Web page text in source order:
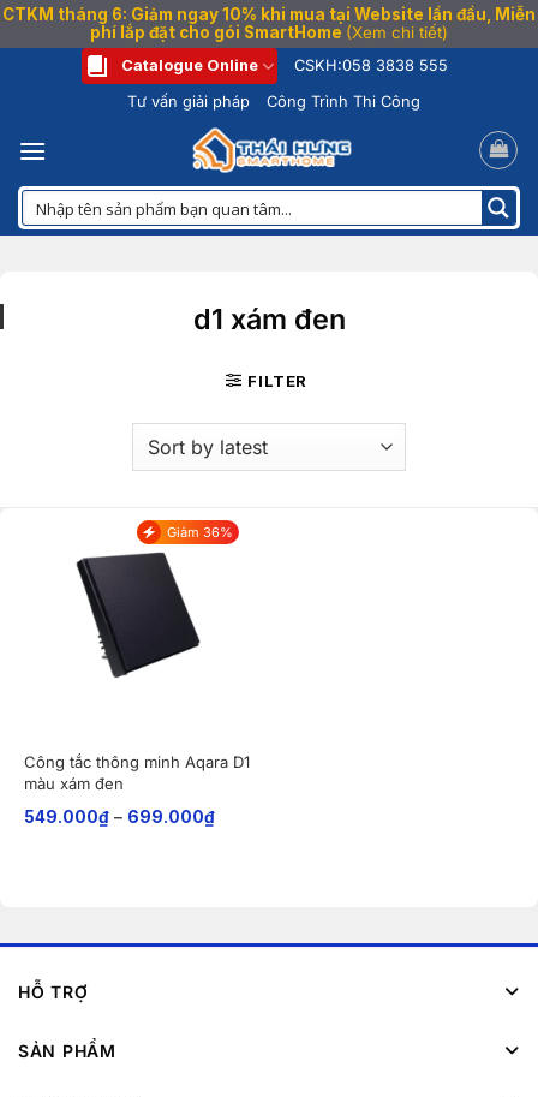
CTKM tháng 6: Giảm ngay 10% khi mua tại Website lần đầu, Miễn
phí lắp đặt cho gói SmartHome (Xem chi tiết)
dung
Catalogue Online CSKH:058 3838 555
Tư vấn giải pháp
Công Trình Thi Công
d1 xám đen
FILTER
Giảm 36%
Công tắc thông minh Aqara D1
màu xám đen
549.000₫– 699.000₫
HỖ TRỢ
SẢN PHẨM